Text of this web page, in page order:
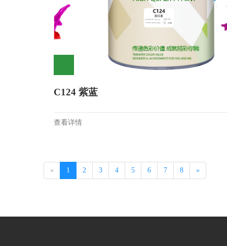
C124 紫蓝
查看详情
« 1 2 3 4 5 6 7 8 »